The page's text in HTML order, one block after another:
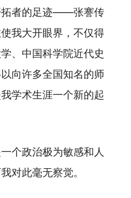
拓者的足迹——张謇传
我大开眼界，不仅得
、中国科学院近代史
向许多全国知名的师
学术生涯一个新的起
个政治极为敏感和人
对此毫无察觉。